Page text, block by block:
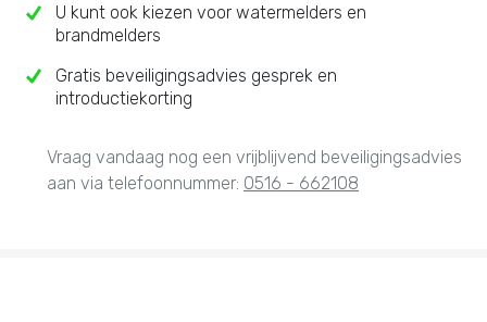
U kunt ook kiezen voor watermelders en
brandmelders
Gratis beveiligingsadvies gesprek en
introductiekorting
Vraag vandaag nog een vrijblijvend beveiligingsadvies
aan via telefoonnummer: 0516 - 662108